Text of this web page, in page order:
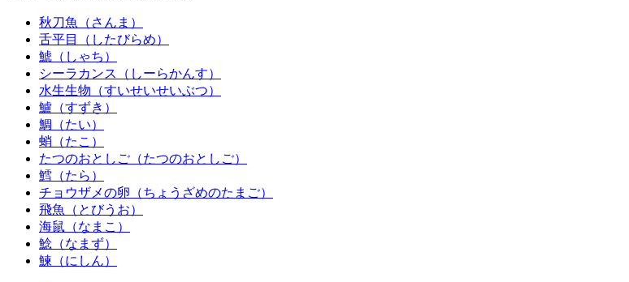
秋刀魚（さんま）
舌平目（したびらめ）
鯱（しゃち）
シーラカンス（しーらかんす）
水生生物（すいせいせいぶつ）
鱸（すずき）
鯛（たい）
蛸（たこ）
たつのおとしご（たつのおとしご）
鱈（たら）
チョウザメの卵（ちょうざめのたまご）
飛魚（とびうお）
海鼠（なまこ）
鯰（なまず）
鰊（にしん）